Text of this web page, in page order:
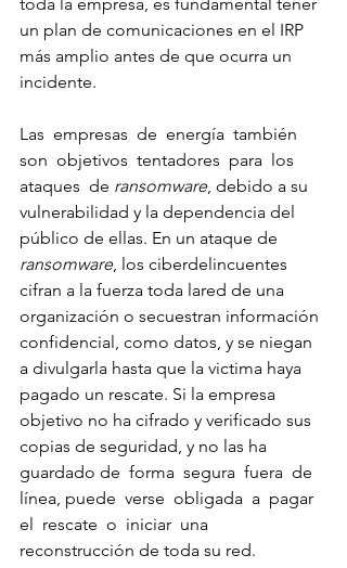
un plan de comunicaciones en el IRP
más amplio antes de que ocurra un
incidente.
Las  empresas  de  energía  también
son  objetivos  tentadores  para  los
ataques  de ransomware, debido a su
vulnerabilidad y la dependencia del
público de ellas. En un ataque de
ransomware, los ciberdelincuentes
cifran a la fuerza toda lared de una
organización o secuestran información
confidencial, como datos, y se niegan
a divulgarla hasta que la victima haya
pagado un rescate. Si la empresa
objetivo no ha cifrado y verificado sus
copias de seguridad, y no las ha
guardado de  forma  segura  fuera  de
línea, puede  verse  obligada  a  pagar
el  rescate  o  iniciar  una
reconstrucción de toda su red.